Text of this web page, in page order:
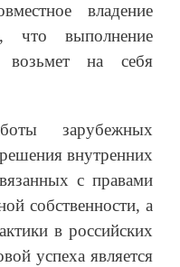
владение
что выполнение
возьмет на себя
зарубежных
внутренних
с правами
собственности, а
в российских
успеха является